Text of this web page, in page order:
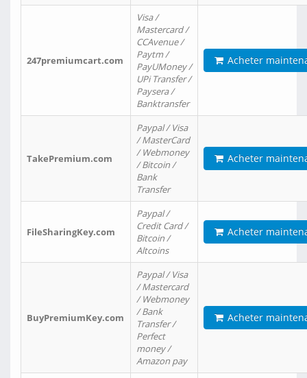
247premiumcart.com
Visa /
Mastercard /
CCAvenue /
Paytm /
PayUMoney /
UPi Transfer /
Paysera /
Banktransfer
Acheter
TakePremium.com
Paypal / Visa
/ MasterCard
/ Webmoney
/ Bitcoin /
Bank
Transfer
Acheter
FileSharingKey.com
Paypal /
Credit Card /
Bitcoin /
Altcoins
Acheter
BuyPremiumKey.com
Paypal / Visa
/ Mastercard
/ Webmoney
/ Bank
Transfer /
Perfect
money /
Amazon pay
Acheter